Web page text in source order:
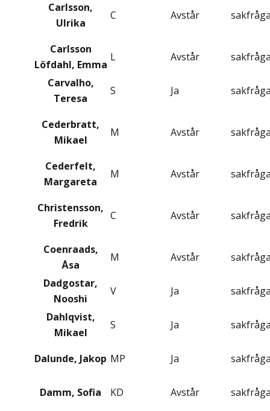
Carlsson,
Ulrika
C Avstår
Carlsson
Löfdahl, Emma
L Avstår
Carvalho,
Teresa
S Ja
Cederbratt,
Mikael
M Avstår
Cederfelt,
Margareta
M Avstår
Christensson,
Fredrik
C Avstår
Coenraads,
Åsa
M Avstår
Dadgostar,
Nooshi
V Ja
Dahlqvist,
Mikael
S Ja
Dalunde, Jakop MP Ja
Damm, Sofia KD Avstår